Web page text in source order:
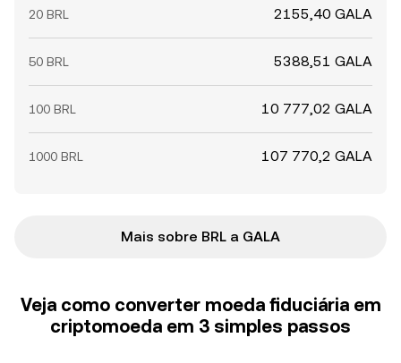
20 BRL 2155,40 GALA
50 BRL 5388,51 GALA
100 BRL 10 777,02 GALA
1000 BRL 107 770,2 GALA
Mais sobre BRL a GALA
Veja como converter moeda fiduciária em
criptomoeda em 3 simples passos